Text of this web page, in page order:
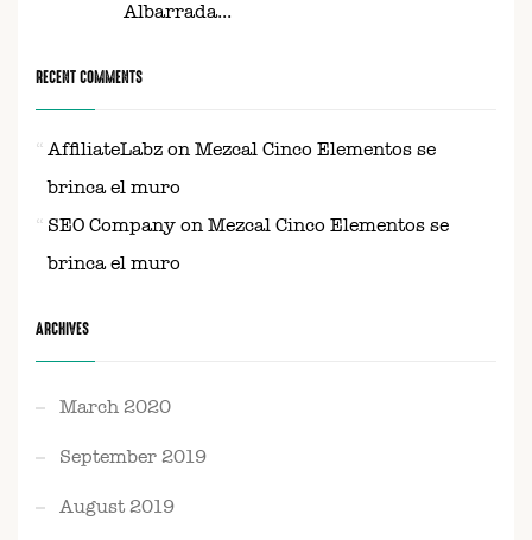
Albarrada...
RECENT COMMENTS
AffiliateLabz on Mezcal Cinco Elementos se
brinca el muro
SEO Company on Mezcal Cinco Elementos se
brinca el muro
ARCHIVES
March 2020
September 2019
August 2019